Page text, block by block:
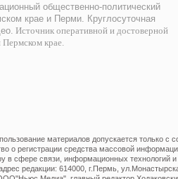
общественно-политический
крае и Перми. Круглосуточная
Источник оперативной и достоверной
крае.
материалов допускается только с
о регистрации средства массовой
в сфере связи, информационных технологий
редакции: 614000, г.Пермь,